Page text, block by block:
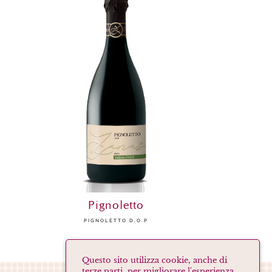
Pignoletto
PIGNOLETTO D.O.P
Questo sito utilizza cookie, anche di